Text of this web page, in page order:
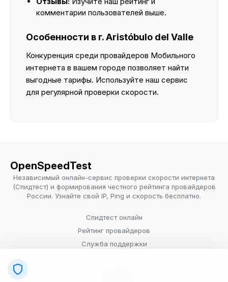
комментарии пользователей выше.
Особенности в г. Aristóbulo del Valle
Конкуренция среди провайдеров Мобильного
интернета в вашем городе позволяет найти
выгодные тарифы. Используйте наш сервис
для регулярной проверки скорости.
OpenSpeedTest
Независимый онлайн-сервис проверки скорости интернета
(Спидтест) и формирования честного рейтинга провайдеров
России. Узнайте свой IP, Ping и скорость бесплатно.
Спидтест онлайн
Рейтинг провайдеров
Служба поддержки